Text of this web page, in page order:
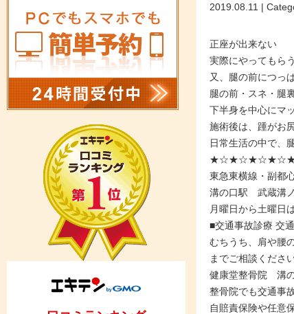
2019.08.11 |
正座が出来ない
実際にやってもら
又、腿の前につっ
腿の前・スネ・腿
下半身を中心にマ
施術後は、踵がお
日常生活の中で、
東急東横線・副都
溝の口駅 武蔵溝ノ
月曜日から土曜日
■交通事故診療 交
むちうち、肩や腰
までご相談くださ
健康堂整骨院 溝の
整骨院でも交通事
自賠責保険や任意